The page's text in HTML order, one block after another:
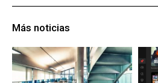
Más noticias